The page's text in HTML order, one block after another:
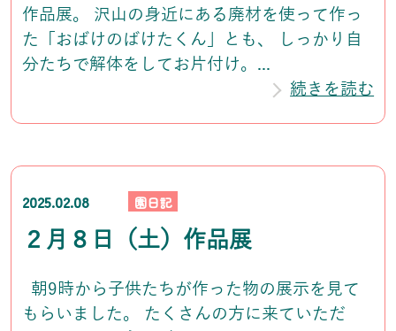
作品展。 沢山の身近にある廃材を使って作っ
た「おばけのばけたくん」とも、 しっかり自
分たちで解体をしてお片付け。...
続きを読む
2025.02.08 園日記
２月８日（土）作品展
朝9時から子供たちが作った物の展示を見て
もらいました。 たくさんの方に来ていただ